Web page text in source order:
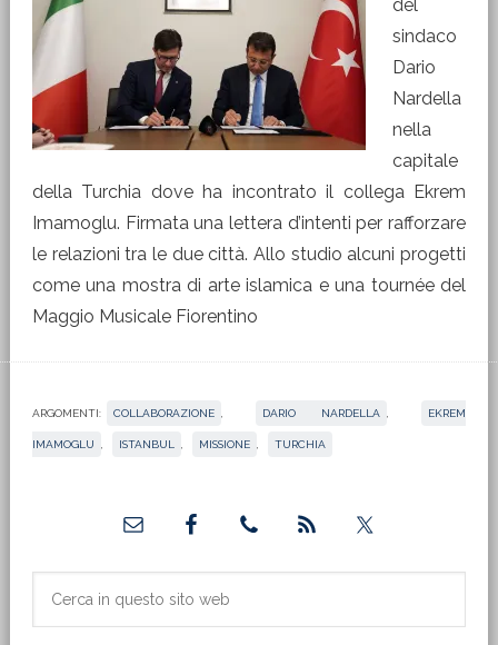
del
sindaco
Dario
Nardella
nella
capitale
della Turchia dove ha incontrato il collega Ekrem
Imamoglu. Firmata una lettera d’intenti per rafforzare
le relazioni tra le due città. Allo studio alcuni progetti
come una mostra di arte islamica e una tournée del
Maggio Musicale Fiorentino
ARGOMENTI: COLLABORAZIONE DARIO NARDELLA EKREM
IMAMOGLU ISTANBUL MISSIONE TURCHIA
primaria